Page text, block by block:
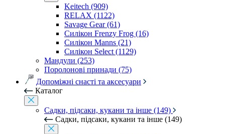
Keitech (909)
RELAX (1122)
Savage Gear (61)
Силікон Frenzy Frog (16)
Силікон Manns (21)
Силікон Select (1129)
Мандули (253)
Поролонові принади (75)
Допоміжні снасті та аксесуари
Каталог
Садки, підсаки, кукани та інше (149)
Садки, підсаки, кукани та інше (149)